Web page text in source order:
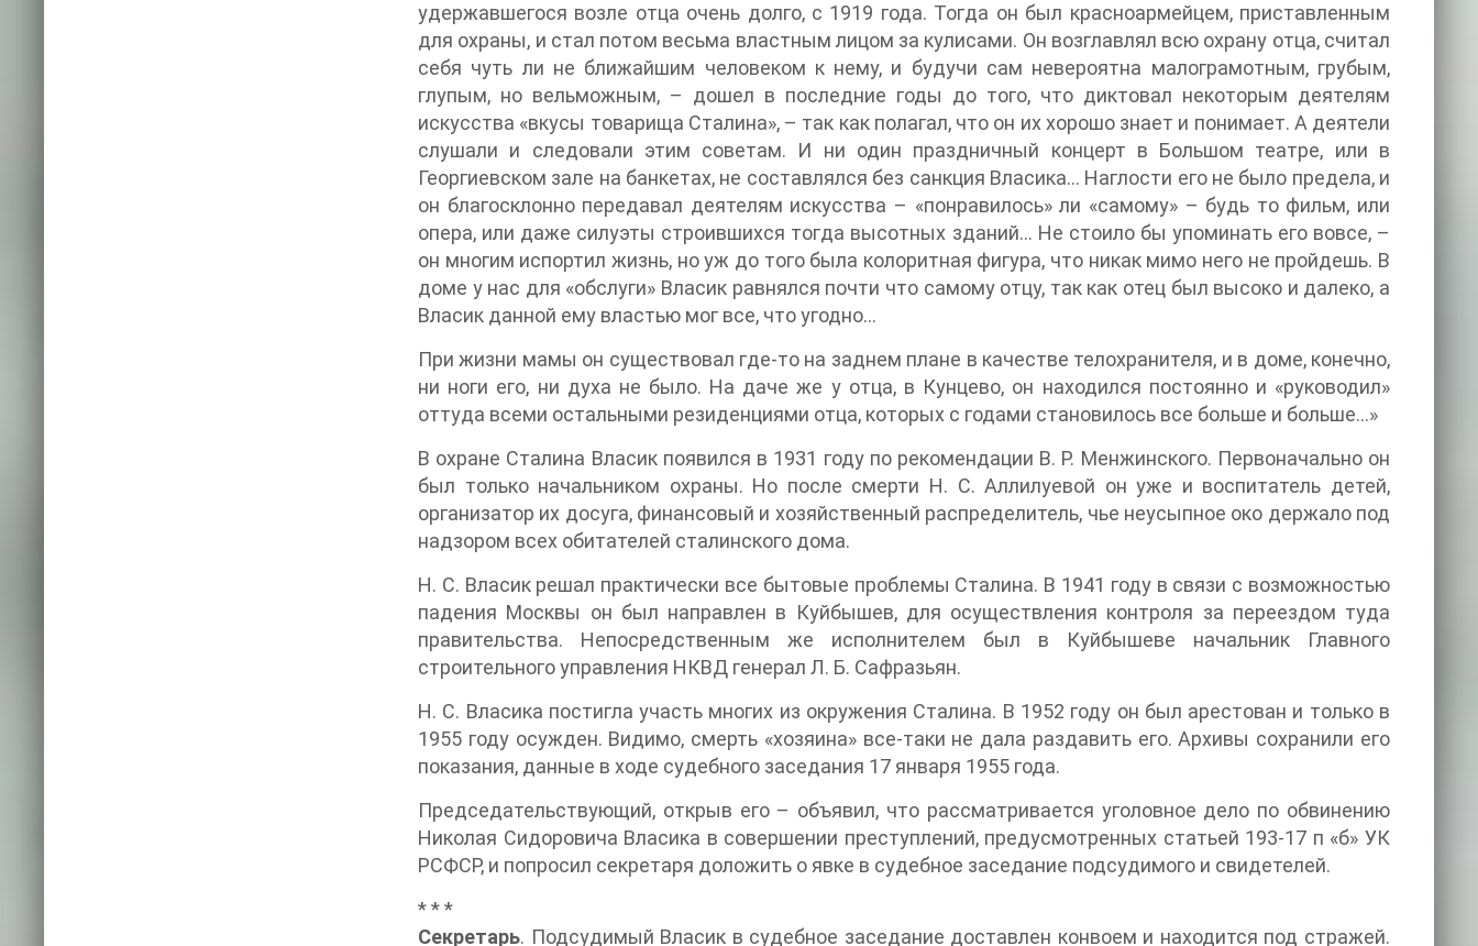
удержавшегося возле отца очень долго, с 1919 года. Тогда он был красноармейцем, приставленным
для охраны, и стал потом весьма властным лицом за кулисами. Он возглавлял всю охрану отца, считал
себя чуть ли не ближайшим человеком к нему, и будучи сам невероятна малограмотным, грубым,
глупым, но вельможным, – дошел в последние годы до того, что диктовал некоторым деятелям
искусства «вкусы товарища Сталина», – так как полагал, что он их хорошо знает и понимает. А деятели
слушали и следовали этим советам. И ни один праздничный концерт в Большом театре, или в
Георгиевском зале на банкетах, не составлялся без санкция Власика… Наглости его не было предела, и
он благосклонно передавал деятелям искусства – «понравилось» ли «самому» – будь то фильм, или
опера, или даже силуэты строившихся тогда высотных зданий… Не стоило бы упоминать его вовсе, –
он многим испортил жизнь, но уж до того была колоритная фигура, что никак мимо него не пройдешь. В
доме у нас для «обслуги» Власик равнялся почти что самому отцу, так как отец был высоко и далеко, а
Власик данной ему властью мог все, что угодно…
При жизни мамы он существовал где-то на заднем плане в качестве телохранителя, и в доме, конечно,
ни ноги его, ни духа не было. На даче же у отца, в Кунцево, он находился постоянно и «руководил»
оттуда всеми остальными резиденциями отца, которых с годами становилось все больше и больше…»
В охране Сталина Власик появился в 1931 году по рекомендации В. Р. Менжинского. Первоначально он
был только начальником охраны. Но после смерти Н. С. Аллилуевой он уже и воспитатель детей,
организатор их досуга, финансовый и хозяйственный распределитель, чье неусыпное око держало под
надзором всех обитателей сталинского дома.
Н. С. Власик решал практически все бытовые проблемы Сталина. В 1941 году в связи с возможностью
падения Москвы он был направлен в Куйбышев, для осуществления контроля за переездом туда
правительства. Непосредственным же исполнителем был в Куйбышеве начальник Главного
строительного управления НКВД генерал Л. Б. Сафразьян.
Н. С. Власика постигла участь многих из окружения Сталина. В 1952 году он был арестован и только в
1955 году осужден. Видимо, смерть «хозяина» все-таки не дала раздавить его. Архивы сохранили его
показания, данные в ходе судебного заседания 17 января 1955 года.
Председательствующий, открыв его – объявил, что рассматривается уголовное дело по обвинению
Николая Сидоровича Власика в совершении преступлений, предусмотренных статьей 193-17 п «б» УК
РСФСР, и попросил секретаря доложить о явке в судебное заседание подсудимого и свидетелей.
* * *
Секретарь. Подсудимый Власик в судебное заседание доставлен конвоем и находится под стражей.